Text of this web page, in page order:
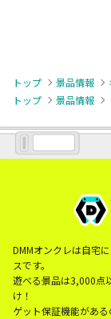
トップ 景品情報
トップ
景品情報
DMMオンクレは自宅
スです。
遊べる景品は3,000点
け！
ゲット保証機能がある